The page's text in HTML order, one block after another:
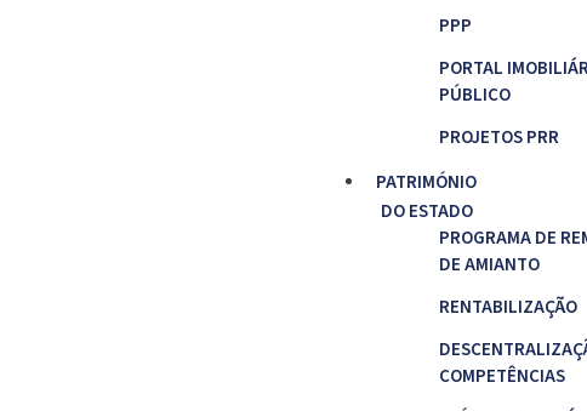
PPP
PORTAL
PÚBLICO
PROJETOS PRR
PATRIMÓNIO
DO ESTADO
PROGRAMA DE
DE AMIANTO
RENTABILIZAÇÃO
COMPETÊNCIAS